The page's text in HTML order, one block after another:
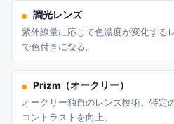
調光レンズ
紫外線量に応じて色濃度が変化する
で色付きになる。
Prizm（オークリー）
オークリー独自のレンズ技術。特定
コントラストを向上。